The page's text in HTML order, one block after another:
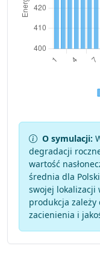
O symulacji:
degradacji
wartość
średnia dla
swojej lokalizacji
produkcja
zacienienia i